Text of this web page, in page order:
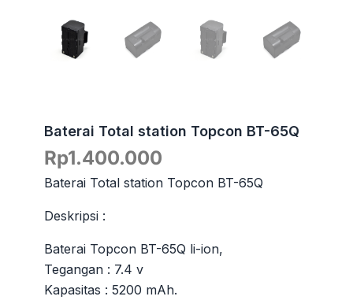
Baterai Total station Topcon BT-65Q
Rp1.400.000
Baterai Total station Topcon BT-65Q
Deskripsi :
Baterai Topcon BT-65Q li-ion,
Tegangan : 7.4 v
Kapasitas : 5200 mAh.